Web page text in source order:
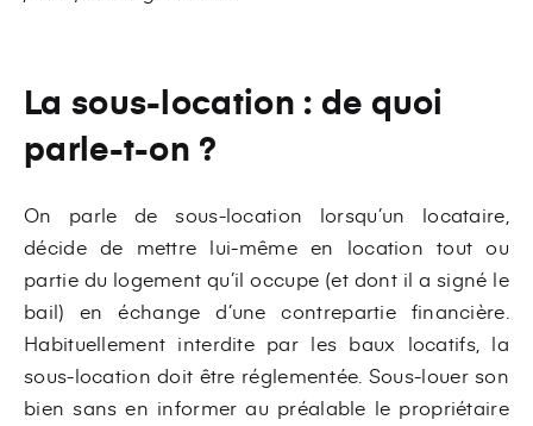
La sous-location : de quoi
parle-t-on ?
On parle de sous-location lorsqu’un locataire,
décide de mettre lui-même en location tout ou
partie du logement qu’il occupe (et dont il a signé le
bail) en échange d’une contrepartie financière.
Habituellement interdite par les baux locatifs, la
sous-location doit être réglementée. Sous-louer son
bien sans en informer au préalable le propriétaire